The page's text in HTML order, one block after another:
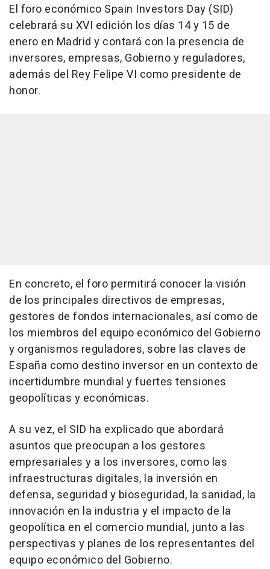
El foro económico Spain Investors Day (SID)
celebrará su XVI edición los días 14 y 15 de
enero en Madrid y contará con la presencia de
inversores, empresas, Gobierno y reguladores,
además del Rey Felipe VI como presidente de
honor.
En concreto, el foro permitirá conocer la visión
de los principales directivos de empresas,
gestores de fondos internacionales, así como de
los miembros del equipo económico del Gobierno
y organismos reguladores, sobre las claves de
España como destino inversor en un contexto de
incertidumbre mundial y fuertes tensiones
geopolíticas y económicas.
A su vez, el SID ha explicado que abordará
asuntos que preocupan a los gestores
empresariales y a los inversores, como las
infraestructuras digitales, la inversión en
defensa, seguridad y bioseguridad, la sanidad, la
innovación en la industria y el impacto de la
geopolítica en el comercio mundial, junto a las
perspectivas y planes de los representantes del
equipo económico del Gobierno.